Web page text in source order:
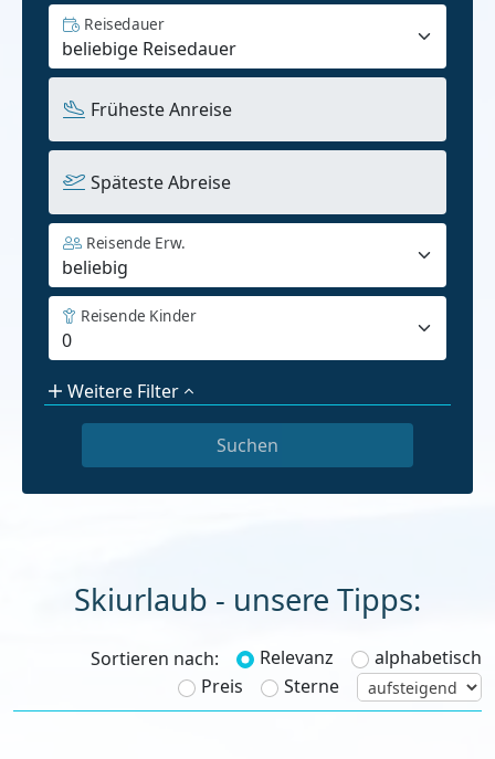
Reisedauer
Früheste Anreise
Späteste Abreise
Reisende Erw.
Reisende Kinder
Weitere Filter
Skiurlaub - unsere Tipps:
Sortieren nach: Relevanz
alphabetisch
Preis
Sterne